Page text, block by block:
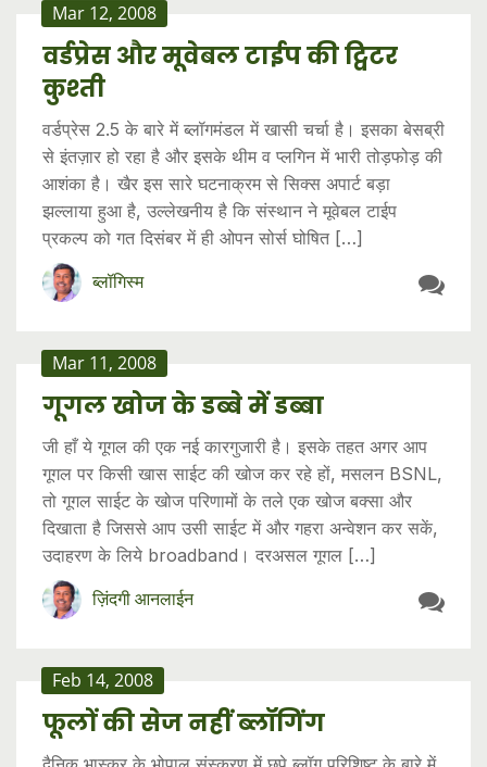
Mar 12, 2008
वर्डप्रेस और मूवेबल टाईप की ट्विटर
कुश्ती
वर्डप्रेस 2.5 के बारे में ब्लॉगमंडल में खासी चर्चा है। इसका बेसब्री
से इंतज़ार हो रहा है और इसके थीम व प्लगिन में भारी तोड़फोड़ की
आशंका है। खैर इस सारे घटनाक्रम से सिक्स अपार्ट बड़ा
झल्लाया हुआ है, उल्लेखनीय है कि संस्थान ने मूवेबल टाईप
प्रकल्प को गत दिसंबर में ही ओपन सोर्स घोषित […]
ब्लॉगिस्म
Mar 11, 2008
गूगल खोज के डब्बे में डब्बा
जी हाँ ये गूगल की एक नई कारगुजारी है। इसके तहत अगर आप
गूगल पर किसी खास साईट की खोज कर रहे हों, मसलन BSNL,
तो गूगल साईट के खोज परिणामों के तले एक खोज बक्सा और
दिखाता है जिससे आप उसी साईट में और गहरा अन्वेशन कर सकें,
उदाहरण के लिये broadband। दरअसल गूगल […]
ज़िंदगी आनलाईन
Feb 14, 2008
फूलों की सेज नहीं ब्लॉगिंग